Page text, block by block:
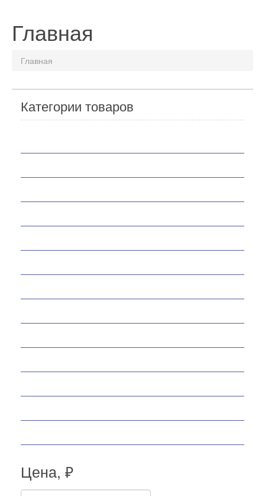
Главная
Главная
Категории товаров
Цена, ₽